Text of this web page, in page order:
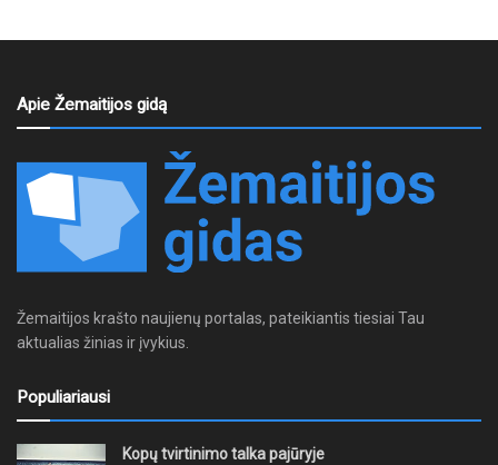
Apie Žemaitijos gidą
Žemaitijos krašto naujienų portalas, pateikiantis tiesiai Tau
aktualias žinias ir įvykius.
Populiariausi
Kopų tvirtinimo talka pajūryje